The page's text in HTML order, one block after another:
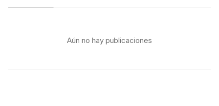
Aún no hay publicaciones